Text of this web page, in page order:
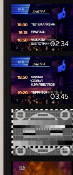
02:34
03:45